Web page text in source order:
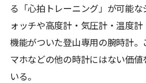
る「心拍トレーニング」が可能な
ォッチや高度計・気圧計・温度
機能がついた登山専用の腕時計。
マホなどの他の時計にはない価値
いる。